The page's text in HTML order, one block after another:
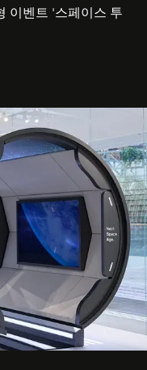
이벤트 '스페이스 투